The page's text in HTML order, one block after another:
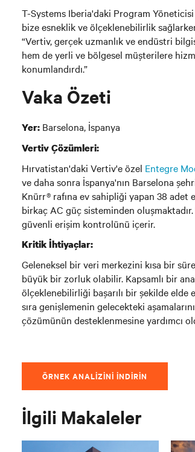
T-Systems Iberia'daki Program
bize esneklik ve ölçeklenebilirlik
“Vertiv, gerçek uzmanlık ve endüstri
hem de yerli ve bölgesel müşterilere
konumlandırdı.”
Vaka Özeti
Yer: Barselona, İspanya
Vertiv Çözümleri:
Hırvatistan'daki Vertiv'e özel Entegre
ve daha sonra İspanya'nın Barselona
Knürr® rafına ev sahipliği yapan 38 adet
birkaç AC güç sisteminden
güvenli erişim kontrolünü içerir.
Kritik İhtiyaçlar:
Geleneksel bir veri merkezini kısa bir
büyük bir zorluk olabilir. Kapsamlı bir
ölçeklenebilirliği başarılı bir şekilde elde
sıra genişlemenin gelecekteki
çözümünün desteklenmesine yardımcı
ÖRNEK ANALIZINI INDIRIN
İlgili Makaleler